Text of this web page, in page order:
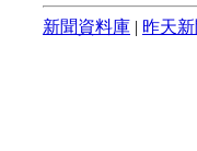
新聞資料庫 | 昨天